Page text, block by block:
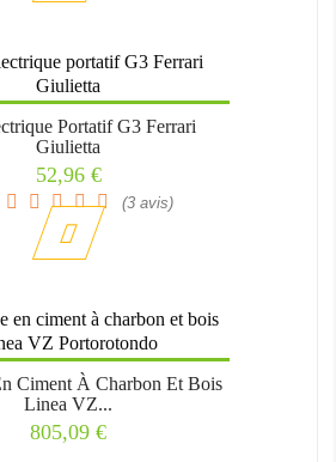
Portatif G3 Ferrari
Giulietta
Prix
52,96 €
(3 avis)
Ciment À Charbon Et Bois
Linea VZ...
Prix
805,09 €